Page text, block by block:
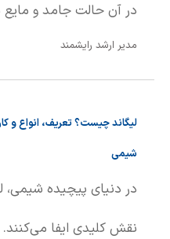
در آن حالت جامد و مایع
تعادل با یکدیگر قرار
ماده از حالت جامد به
مدیر ارشد رایشمند
لیگاند چیست؟ تعریف، انواع و
شیمی
در دنیای پیچیده شیمی،
نقش کلیدی ایفا